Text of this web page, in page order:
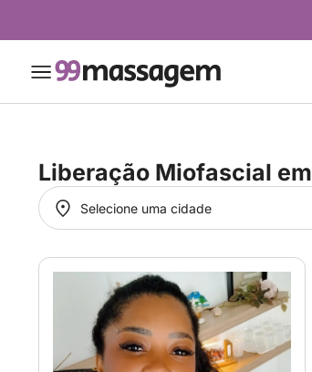
Liberação Miofascial em
Selecione uma cidade
Selecione uma cidade